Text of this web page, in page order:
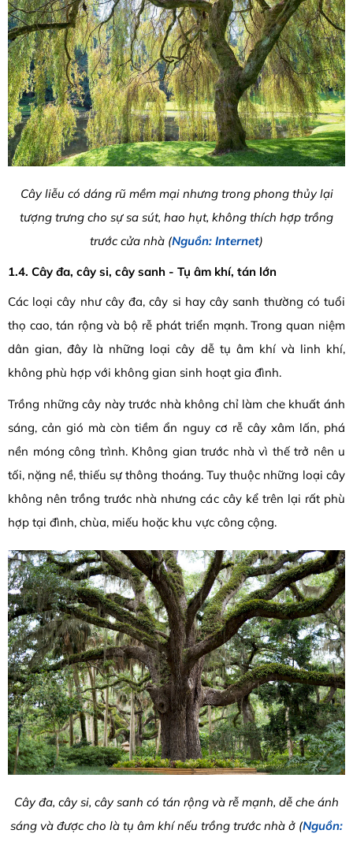
Cây liễu có dáng rũ mềm mại nhưng trong phong thủy lại
tượng trưng cho sự sa sút, hao hụt, không thích hợp trồng
trước cửa nhà (Nguồn: Internet)
1.4. Cây đa, cây si, cây sanh - Tụ âm khí, tán lớn
Các loại cây như cây đa, cây si hay cây sanh thường có tuổi
thọ cao, tán rộng và bộ rễ phát triển mạnh. Trong quan niệm
dân gian, đây là những loại cây dễ tụ âm khí và linh khí,
không phù hợp với không gian sinh hoạt gia đình.
Trồng những cây này trước nhà không chỉ làm che khuất ánh
sáng, cản gió mà còn tiềm ẩn nguy cơ rễ cây xâm lấn, phá
nền móng công trình. Không gian trước nhà vì thế trở nên u
tối, nặng nề, thiếu sự thông thoáng. Tuy thuộc những loại cây
không nên trồng trước nhà nhưng các cây kể trên lại rất phù
hợp tại đình, chùa, miếu hoặc khu vực công cộng.
Cây đa, cây si, cây sanh có tán rộng và rễ mạnh, dễ che ánh
sáng và được cho là tụ âm khí nếu trồng trước nhà ở (Nguồn: